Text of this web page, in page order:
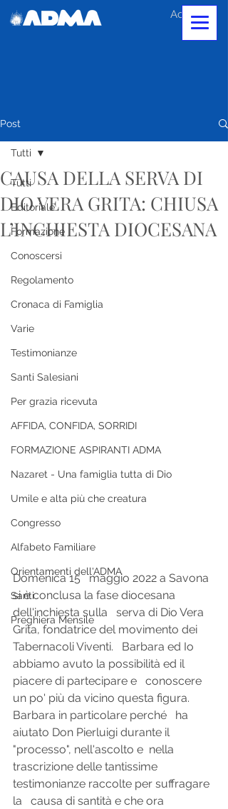
Accedi
Post
Tutti
Editoriale
Formazione
Conoscersi
Regolamento
Cronaca di Famiglia
Varie
Testimonianze
Santi Salesiani
Per grazia ricevuta
AFFIDA, CONFIDA, SORRIDI
FORMAZIONE ASPIRANTI ADMA
Nazaret - Una famiglia tutta di Dio
Umile e alta più che creatura
Congresso
Alfabeto Familiare
Orientamenti dell'ADMA
Santi
Preghiera Mensile
Tutti
CAUSA DELLA SERVA DI
DIO VERA GRITA: CHIUSA
L’INCHIESTA DIOCESANA
Domenica 15   maggio 2022 a Savona
si è conclusa la fase diocesana
dell'inchiesta sulla   serva di Dio Vera
Grita, fondatrice del movimento dei
Tabernacoli Viventi.   Barbara ed Io
abbiamo avuto la possibilità ed il
piacere di partecipare e   conoscere
un po' più da vicino questa figura.
Barbara in particolare perché   ha
aiutato Don Pierluigi durante il
"processo", nell'ascolto e  nella
trascrizione delle tantissime
testimonianze raccolte per suffragare
la   causa di santità e che ora